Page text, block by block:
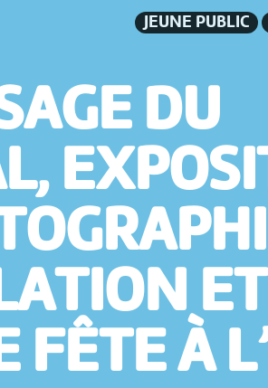
JEUNE PUBLIC
DU
ET
FÊTE À